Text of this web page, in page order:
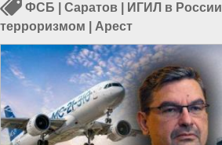
ФСБ Саратов ИГИЛ в России
терроризмом
Арест